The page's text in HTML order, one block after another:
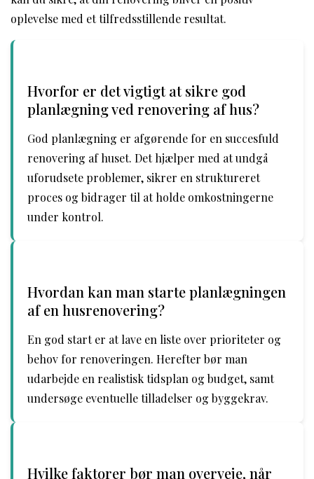
oplevelse med et tilfredsstillende resultat.
Hvorfor er det vigtigt at sikre god
planlægning ved renovering af hus?
God planlægning er afgørende for en succesfuld
renovering af huset. Det hjælper med at undgå
uforudsete problemer, sikrer en struktureret
proces og bidrager til at holde omkostningerne
under kontrol.
Hvordan kan man starte planlægningen
af en husrenovering?
En god start er at lave en liste over prioriteter og
behov for renoveringen. Herefter bør man
udarbejde en realistisk tidsplan og budget, samt
undersøge eventuelle tilladelser og byggekrav.
Hvilke faktorer bør man overveje, når